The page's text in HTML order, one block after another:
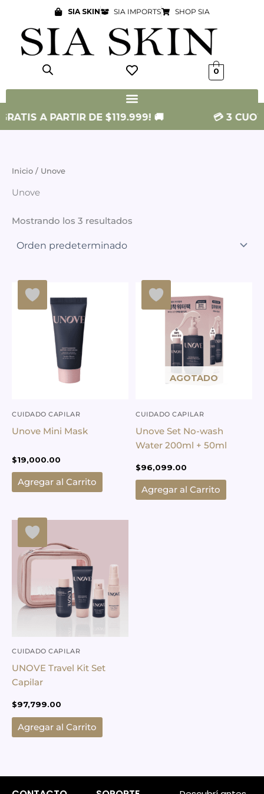
contenido
SIA SKIN SIA IMPORTS SHOP SIA
0
A PARTIR DE $119.999! 🚚 💳 3
Inicio / Unove
Unove
Mostrando los 3 resultados
CUIDADO CAPILAR
Unove Mini Mask
$19,000.00
Agregar al Carrito
AGOTADO
CUIDADO CAPILAR
Unove Set No-wash
Water 200ml + 50ml
$96,099.00
Agregar al Carrito
CUIDADO CAPILAR
UNOVE Travel Kit Set
Capilar
$97,799.00
Agregar al Carrito